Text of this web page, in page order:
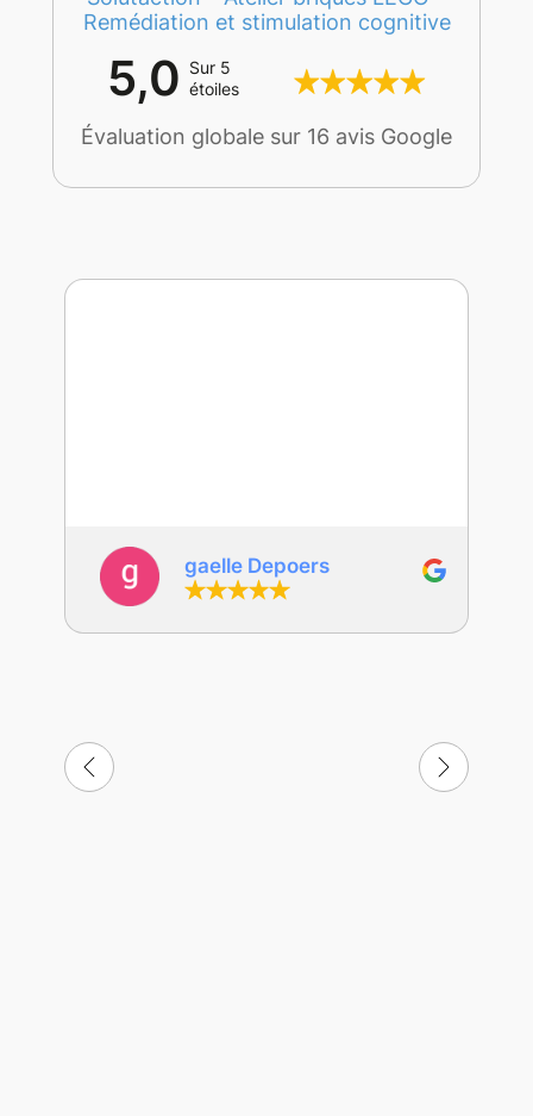
Remédiation et stimulation cognitive
5,0 Sur 5
étoiles
Évaluation globale sur 16 avis Google
gaelle Depoers